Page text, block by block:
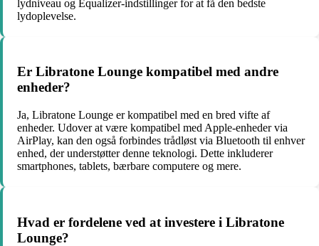
lydniveau og Equalizer-indstillinger for at få den bedste
lydoplevelse.
Er Libratone Lounge kompatibel med andre
enheder?
Ja, Libratone Lounge er kompatibel med en bred vifte af
enheder. Udover at være kompatibel med Apple-enheder via
AirPlay, kan den også forbindes trådløst via Bluetooth til enhver
enhed, der understøtter denne teknologi. Dette inkluderer
smartphones, tablets, bærbare computere og mere.
Hvad er fordelene ved at investere i Libratone
Lounge?